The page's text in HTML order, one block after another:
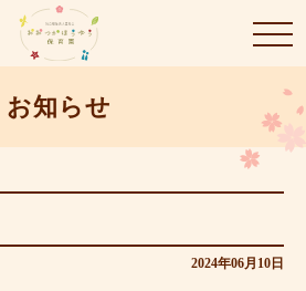
お知らせ
2024年06月10日